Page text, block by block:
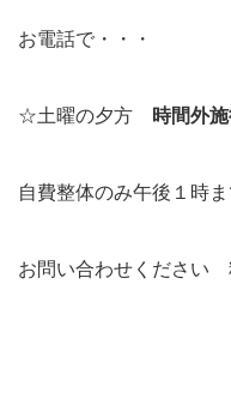
お電話で・・・
☆土曜の夕方 時間
自費整体のみ午後１時ま
お問い合わせください